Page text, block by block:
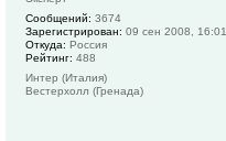
Сообщений: 3674
Зарегистрирован: 09 сен 2008, 16:01
Откуда: Россия
Рейтинг: 488
Интер (Италия)
Вестерхолл (Гренада)